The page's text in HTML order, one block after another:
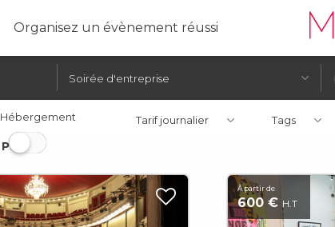
Organisez un évènement réussi
Soirée d'entreprise
Hébergement Tarif journalier Tags
À partir de
600 € H.T